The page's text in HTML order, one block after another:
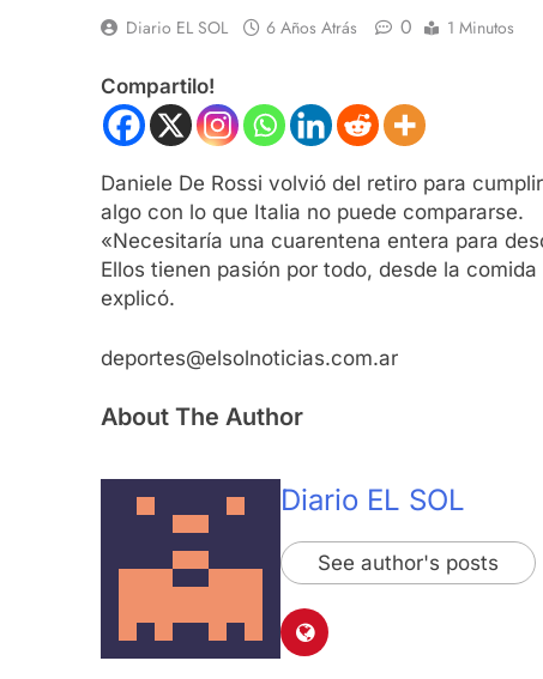
Diario EL SOL 6 Años Atrás 0 1 Minutos
Compartilo!
Daniele De Rossi volvió del retiro para
algo con lo que Italia no puede compararse.
«Necesitaría una cuarentena entera para
Ellos tienen pasión por todo, desde la
explicó.
deportes@elsolnoticias.com.ar
About The Author
Diario EL SOL
See author's posts